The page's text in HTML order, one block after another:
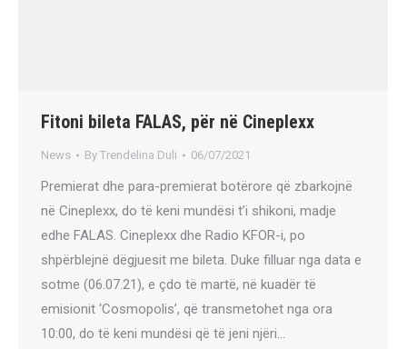
Fitoni bileta FALAS, për në Cineplexx
News By Trendelina Duli 06/07/2021
Premierat dhe para-premierat botërore që zbarkojnë
në Cineplexx, do të keni mundësi t’i shikoni, madje
edhe FALAS. Cineplexx dhe Radio KFOR-i, po
shpërblejnë dëgjuesit me bileta. Duke filluar nga data e
sotme (06.07.21), e çdo të martë, në kuadër të
emisionit ‘Cosmopolis’, që transmetohet nga ora
10:00, do të keni mundësi që të jeni njëri…